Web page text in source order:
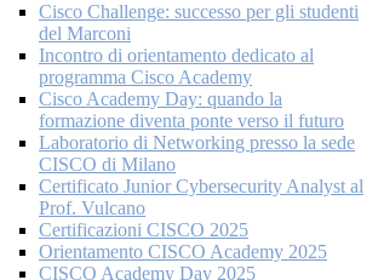
Cisco Challenge: successo per gli studenti
del Marconi
Incontro di orientamento dedicato al
programma Cisco Academy
Cisco Academy Day: quando la
formazione diventa ponte verso il futuro
Laboratorio di Networking presso la sede
CISCO di Milano
Certificato Junior Cybersecurity Analyst al
Prof. Vulcano
Certificazioni CISCO 2025
Orientamento CISCO Academy 2025
CISCO Academy Day 2025